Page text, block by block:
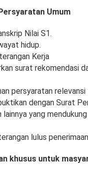
Umum
Nilai S1.
hidup.
Kerja
surat rekomendasi
persyaratan
dengan Surat
lainnya yang
lulus
khusus untuk